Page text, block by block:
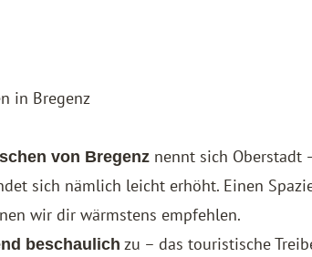
in Bregenz
von Bregenz nennt sich Oberstadt
sich nämlich leicht erhöht. Einen
wir dir wärmstens empfehlen.
beschaulich zu – das touristische